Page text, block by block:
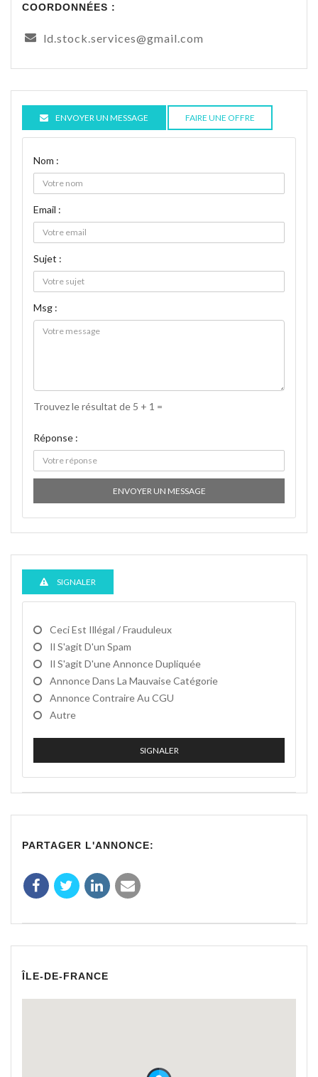
COORDONNÉES :
ld.stock.services@gmail.com
ENVOYER UN MESSAGE FAIRE UNE OFFRE
Nom :
Email :
Sujet :
Msg :
Trouvez le résultat de 5 + 1 =
Réponse :
ENVOYER UN MESSAGE
SIGNALER
Ceci Est Illégal / Frauduleux
Il S'agit D'un Spam
Il S'agit D'une Annonce Dupliquée
Annonce Dans La Mauvaise Catégorie
Annonce Contraire Au CGU
Autre
SIGNALER
PARTAGER L'ANNONCE:
ÎLE-DE-FRANCE